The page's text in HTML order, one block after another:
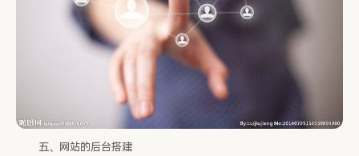
五、网站的后台搭建